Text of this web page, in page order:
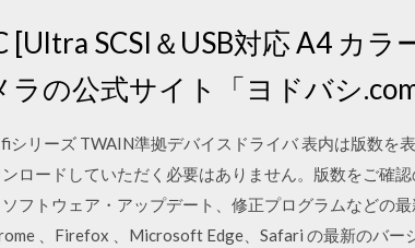
[Ultra SCSI＆USB対応 A4 カ
の公式サイト「ヨドバシ
リーズ TWAIN準拠デバイスドライバ 表内は版数を
ロードしていただく必要はありません。版数をご確認
フトウェア・アップデート、修正プログラムなどの
、Firefox 、Microsoft Edge、Safari の最新のバー